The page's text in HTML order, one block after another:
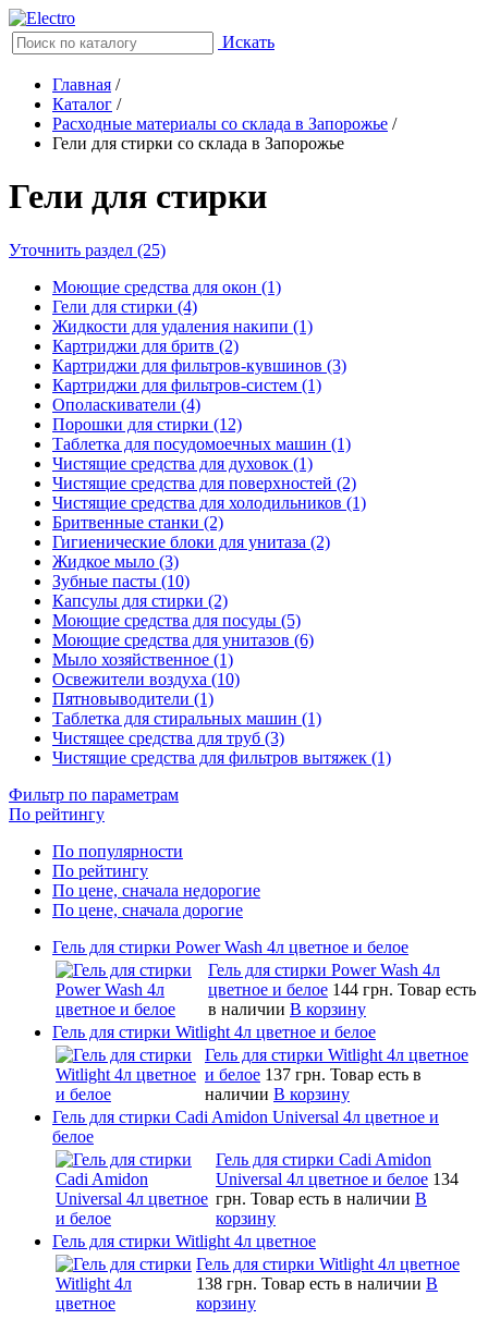
Искать
Главная /
Каталог /
Расходные материалы со склада в Запорожье /
Гели для стирки со склада в Запорожье
Гели для стирки
Уточнить раздел (25)
Моющие средства для окон (1)
Гели для стирки (4)
Жидкости для удаления накипи (1)
Картриджи для бритв (2)
Картриджи для фильтров-кувшинов (3)
Картриджи для фильтров-систем (1)
Ополаскиватели (4)
Порошки для стирки (12)
Таблетка для посудомоечных машин (1)
Чистящие средства для духовок (1)
Чистящие средства для поверхностей (2)
Чистящие средства для холодильников (1)
Бритвенные станки (2)
Гигиенические блоки для унитаза (2)
Жидкое мыло (3)
Зубные пасты (10)
Капсулы для стирки (2)
Моющие средства для посуды (5)
Моющие средства для унитазов (6)
Мыло хозяйственное (1)
Освежители воздуха (10)
Пятновыводители (1)
Таблетка для стиральных машин (1)
Чистящее средства для труб (3)
Чистящие средства для фильтров вытяжек (1)
Фильтр по параметрам
По рейтингу
По популярности
По рейтингу
По цене, сначала недорогие
По цене, сначала дорогие
Гель для стирки Power Wash 4л цветное и белое
Гель для стирки Power Wash 4л
цветное и белое 144 грн. Товар есть
в наличии В корзину
Гель для стирки Witlight 4л цветное и белое
Гель для стирки Witlight 4л цветное
и белое 137 грн. Товар есть в
наличии В корзину
Гель для стирки Cadi Amidon Universal 4л цветное и
белое
Гель для стирки Cadi Amidon
Universal 4л цветное и белое 134
грн. Товар есть в наличии В
корзину
Гель для стирки Witlight 4л цветное
Гель для стирки Witlight 4л цветное
138 грн. Товар есть в наличии В
корзину